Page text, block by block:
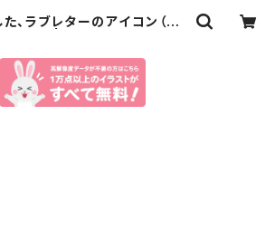
、ラブレターのアイコン（線